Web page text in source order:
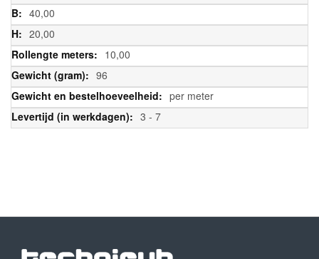
40,00
20,00
10,00
96
per meter
3 - 7